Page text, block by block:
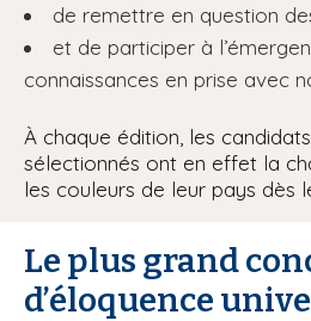
de remettre en question
et de participer à
connaissances en prise avec
À chaque édition, les
sélectionnés ont en effet la
les couleurs de leur pays dès
Le plus grand
d’éloquence